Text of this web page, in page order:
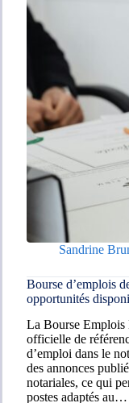
Sandrine
Bourse d’emplois
opportunités
La Bourse Emplois
officielle de
d’emploi dans le
des annonces
notariales, ce qui
postes adaptés au…